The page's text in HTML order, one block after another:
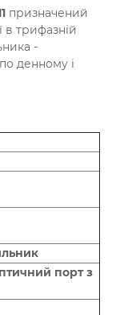
призначений
в трифазній
-
денному і
порт з